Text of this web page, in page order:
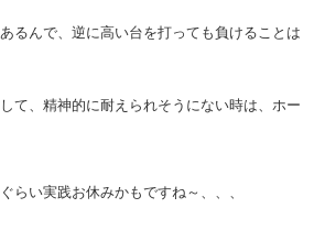
るんで、逆に高い台を打っても負けることは
て、精神的に耐えられそうにない時は、ホー
らい実践お休みかもですね～、、、